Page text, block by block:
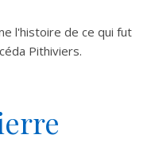
l'histoire de ce qui fut
Pithiviers.